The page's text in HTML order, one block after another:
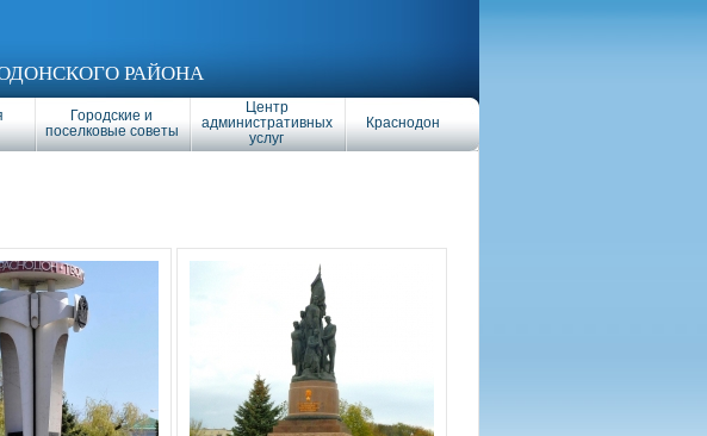
РАЙОНА
Городские и
поселковые советы
Центр
административных
услуг
Краснодон